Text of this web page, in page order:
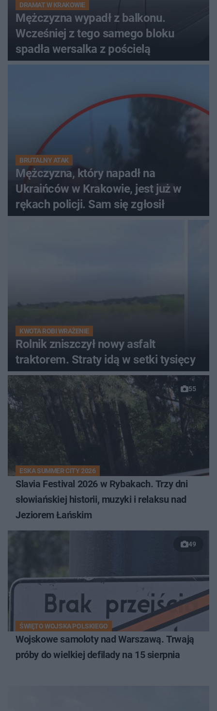
DRAMAT W KRAKOWIE
Mężczyzna wypadł z balkonu.
Wcześniej z tego samego bloku
spadła wersalka z pościelą
BRUTALNY ATAK
Mężczyzna, który napadł na
Ukraińców w Krakowie, jest już w
rękach policji. Sam się zgłosił
KWOTA ROBI WRAŻENIE
Rolnik zniszczył nowy asfalt
traktorem. Straty idą w setki tysięcy
55
ESKA SUMMER CITY 2026
Slavia Festival 2026 w Rybakach. Trzy dni
słowiańskiej historii, muzyki i relaksu nad
Jeziorem Łańskim
49
ŚWIĘTO WOJSKA POLSKIEGO
Wojskowe samoloty nad Warszawą. Trwają
próby do wielkiej defilady na 15 sierpnia